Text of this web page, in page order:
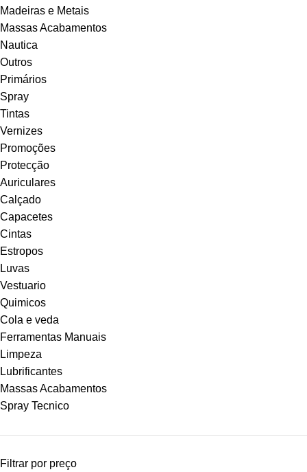
Madeiras e Metais
Massas Acabamentos
Nautica
Outros
Primários
Spray
Tintas
Vernizes
Promoções
Protecção
Auriculares
Calçado
Capacetes
Cintas
Estropos
Luvas
Vestuario
Quimicos
Cola e veda
Ferramentas Manuais
Limpeza
Lubrificantes
Massas Acabamentos
Spray Tecnico
Filtrar por preço